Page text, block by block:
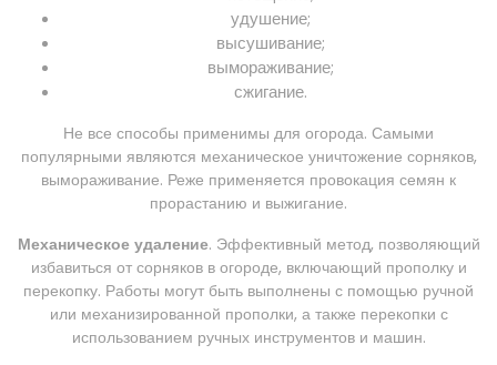
удушение;
высушивание;
вымораживание;
сжигание.
Не все способы применимы для огорода. Самыми
популярными являются механическое уничтожение сорняков,
вымораживание. Реже применяется провокация семян к
прорастанию и выжигание.
Механическое удаление. Эффективный метод, позволяющий
избавиться от сорняков в огороде, включающий прополку и
перекопку. Работы могут быть выполнены с помощью ручной
или механизированной прополки, а также перекопки с
использованием ручных инструментов и машин.